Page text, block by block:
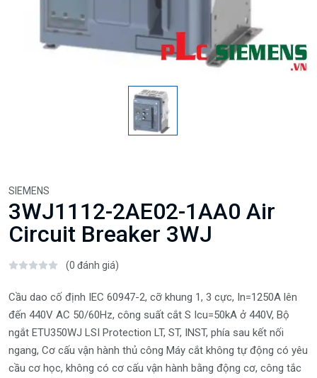
SIEMENS
3WJ1112-2AE02-1AA0 Air
Circuit Breaker 3WJ
(0 đánh giá)
Cầu dao cố định IEC 60947-2, cỡ khung 1, 3 cực, In=1250A lên
đến 440V AC 50/60Hz, công suất cắt S Icu=50kA ở 440V, Bộ
ngắt ETU350WJ LSI Protection LT, ST, INST, phía sau kết nối
ngang, Cơ cấu vận hành thủ công Máy cắt không tự động có yêu
cầu cơ học, không có cơ cấu vận hành bằng động cơ, công tắc